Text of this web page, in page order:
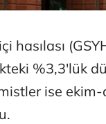
hasılası
%3,3'lük
ise